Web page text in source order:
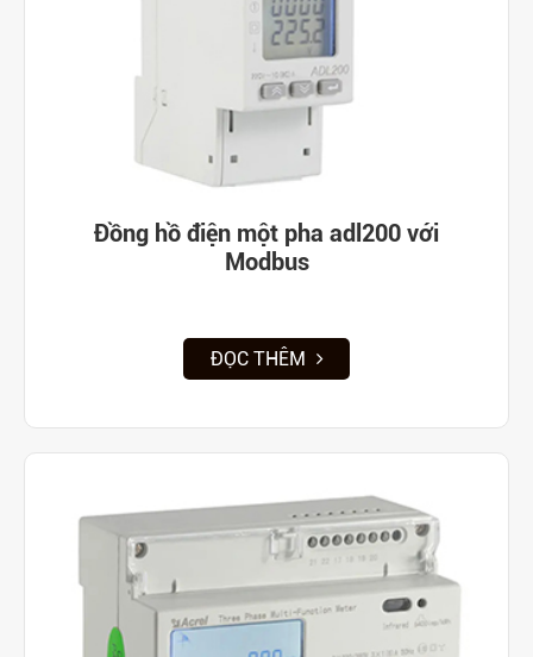
Đồng hồ điện một pha adl200 với
Modbus
ĐỌC THÊM